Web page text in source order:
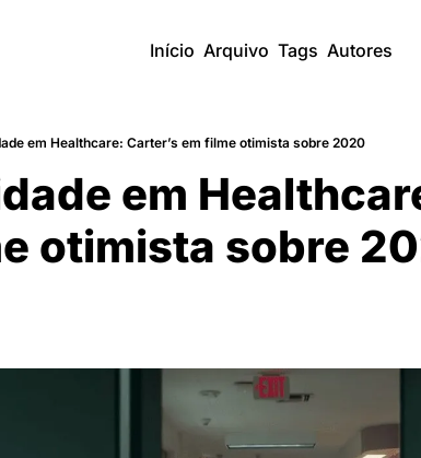
Início Arquivo Tags Autores
em Healthcare: Carter’s em filme otimista sobre 2020
em
otimista sobre